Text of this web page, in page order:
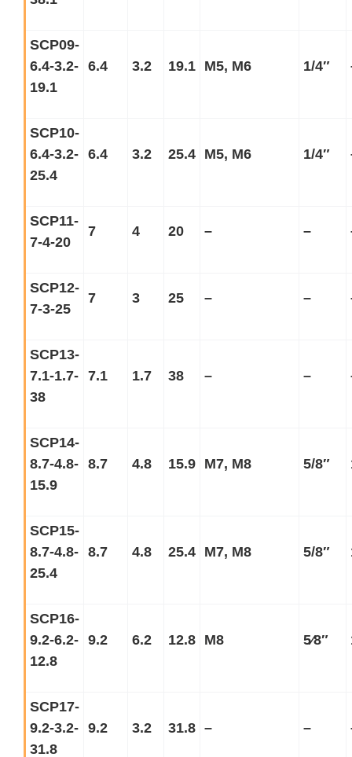
SCP09-
6.4-3.2-
19.1
6.4 3.2 19.1 M5, M6 1/4″
SCP10-
6.4-3.2-
25.4
6.4 3.2 25.4 M5, M6 1/4″
SCP11-
7-4-20
7 4 20 – –
SCP12-
7-3-25
7 3 25 – –
SCP13-
7.1-1.7-
38
7.1 1.7 38 – –
SCP14-
8.7-4.8-
15.9
8.7 4.8 15.9 M7, M8 5/8″
SCP15-
8.7-4.8-
25.4
8.7 4.8 25.4 M7, M8 5/8″
SCP16-
9.2-6.2-
12.8
9.2 6.2 12.8 M8 5⁄8″
SCP17-
9.2-3.2-
31.8
9.2 3.2 31.8 – –